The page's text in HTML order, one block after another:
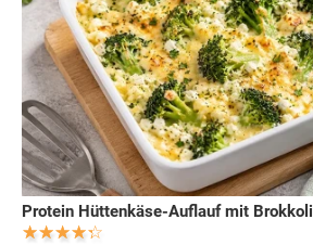
Protein Hüttenkäse-Auflauf mit Brokkoli